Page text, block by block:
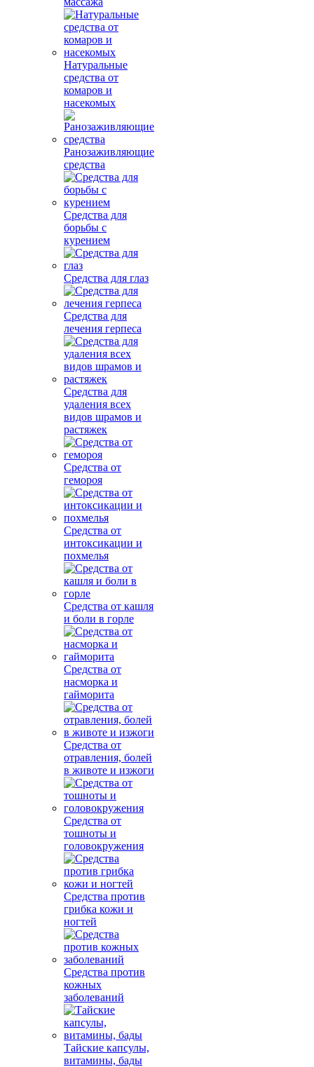
Натуральные
средства от
комаров и
насекомых
Ранозаживляющие
средства
Средства для
борьбы с
курением
Средства для глаз
Средства для
лечения герпеса
Средства для
удаления всех
видов шрамов и
растяжек
Средства от
гемороя
Средства от
интоксикации и
похмелья
Средства от кашля
и боли в горле
Средства от
насморка и
гайморита
Средства от
отравления, болей
в животе и изжоги
Средства от
тошноты и
головокружения
Средства против
грибка кожи и
ногтей
Средства против
кожных
заболеваний
Тайские капсулы,
витамины, бады